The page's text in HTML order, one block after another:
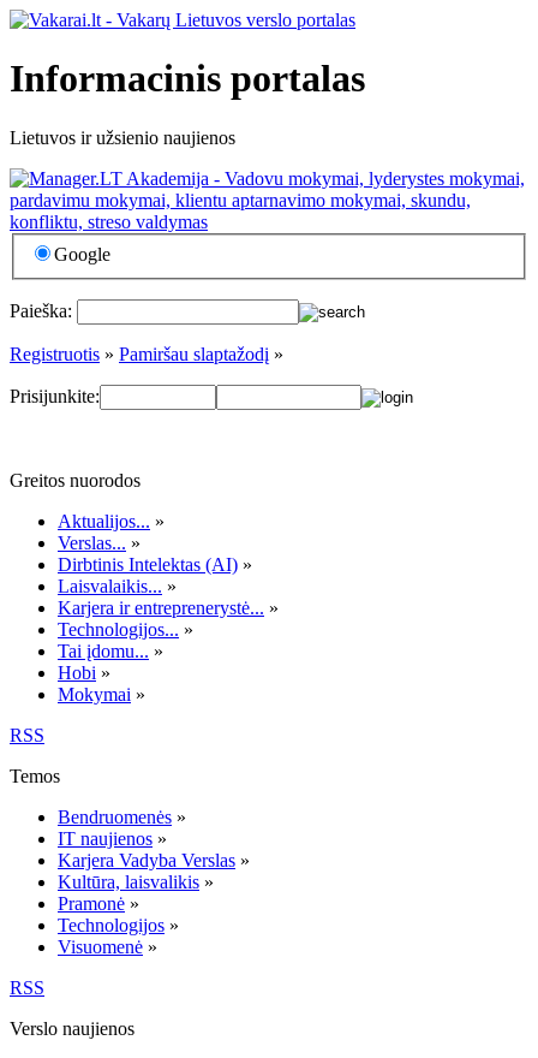
Informacinis portalas
Lietuvos ir užsienio naujienos
Google
Paieška:
Registruotis » Pamiršau slaptažodį »
Prisijunkite:
Greitos nuorodos
Aktualijos... »
Verslas... »
Dirbtinis Intelektas (AI) »
Laisvalaikis... »
Karjera ir entreprenerystė... »
Technologijos... »
Tai įdomu... »
Hobi »
Mokymai »
RSS
Temos
Bendruomenės »
IT naujienos »
Karjera Vadyba Verslas »
Kultūra, laisvalikis »
Pramonė »
Technologijos »
Visuomenė »
RSS
Verslo naujienos